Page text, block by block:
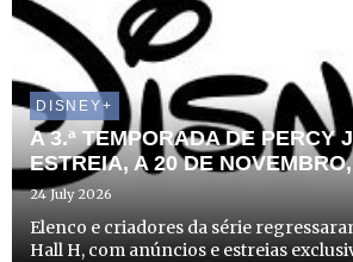
DISNEY+
A 3.ª TEMPORADA DE PERCY
ESTREIA, A 20 DE
24 July 2026
Elenco e criadores da série
Hall H, com anúncios e estreias